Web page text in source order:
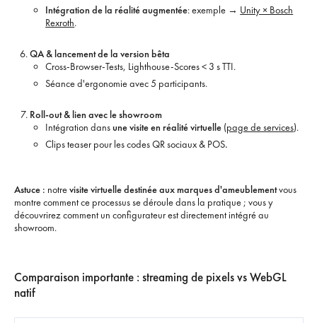
Intégration de la réalité augmentée: exemple → Unity × Bosch
Rexroth.
QA & lancement de la version bêta
Cross-Browser-Tests, Lighthouse-Scores < 3 s TTI.
Séance d'ergonomie avec 5 participants.
Roll-out & lien avec le showroom
Intégration dansune visite en réalité virtuelle (page de services).
Clips teaser pour les codes QR sociaux & POS.‍
Astuce : notrevisite virtuelle destinée aux marques d'ameublementvous
montre comment ce processus se déroule dans la pratique ; vous y
découvrirez comment un configurateur est directement intégré au
showroom.
Comparaison importante : streaming de pixels vs WebGL
natif